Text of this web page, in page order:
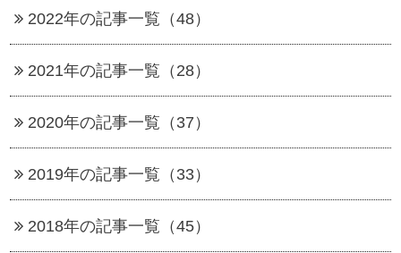
2022年の記事一覧（48）
2021年の記事一覧（28）
2020年の記事一覧（37）
2019年の記事一覧（33）
2018年の記事一覧（45）